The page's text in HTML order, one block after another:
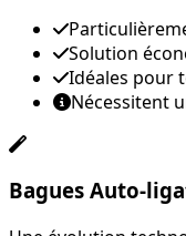
Solution
Idéales pour
Nécessitent
Bagues Auto-